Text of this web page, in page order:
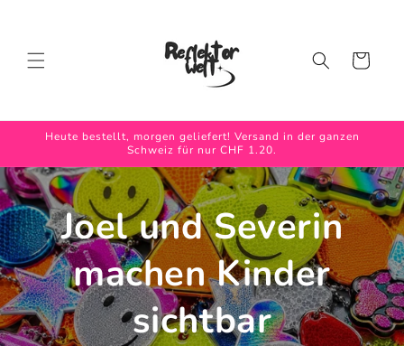
Warenkorb
Heute bestellt, morgen geliefert! Versand in der ganzen
Schweiz für nur CHF 1.20.
Joel und Severin
machen Kinder
sichtbar